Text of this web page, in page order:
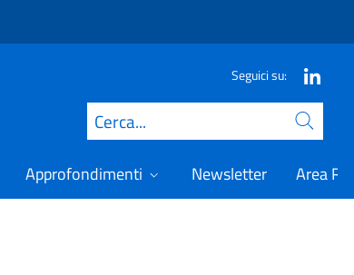
Seguici su:
Cerca
Approfondimenti Newsletter Area